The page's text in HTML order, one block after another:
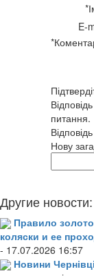
*
E-
*
питання.
Нову
Другие новости:
Правило
коляски и ее
- 17.07.2026 16:57
Новини